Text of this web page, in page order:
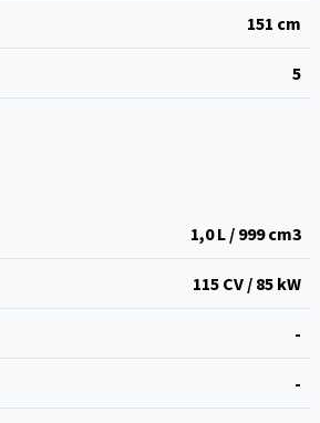
151 cm
5
1,0 L / 999 cm3
115 CV / 85 kW
-
-